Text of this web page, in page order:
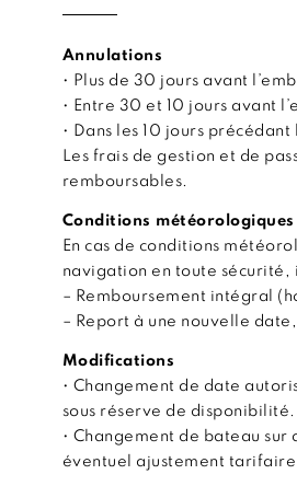
Annulations
• Plus de 30 jours avant
• Entre 30 et 10 jours avant
• Dans les 10 jours
Les frais de gestion et de
remboursables.
Conditions météorologiques
En cas de conditions
navigation en toute sécurité,
– Remboursement intégral
– Report à une nouvelle
Modifications
• Changement de date
sous réserve de disponibilité.
• Changement de bateau
éventuel ajustement tarifaire.